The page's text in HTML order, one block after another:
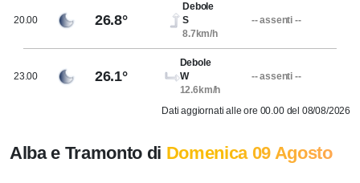
20.00 26.8°
Debole
S
8.7km/h
-- assenti --
23.00 26.1°
Debole
W
12.6km/h
-- assenti --
Dati aggiornati alle ore 00.00 del 08/08/2026
Alba e Tramonto di Domenica 09 Agosto